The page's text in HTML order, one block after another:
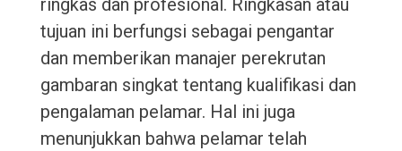
ringkas dan profesional. Ringkasan atau
tujuan ini berfungsi sebagai pengantar
dan memberikan manajer perekrutan
gambaran singkat tentang kualifikasi dan
pengalaman pelamar. Hal ini juga
menunjukkan bahwa pelamar telah